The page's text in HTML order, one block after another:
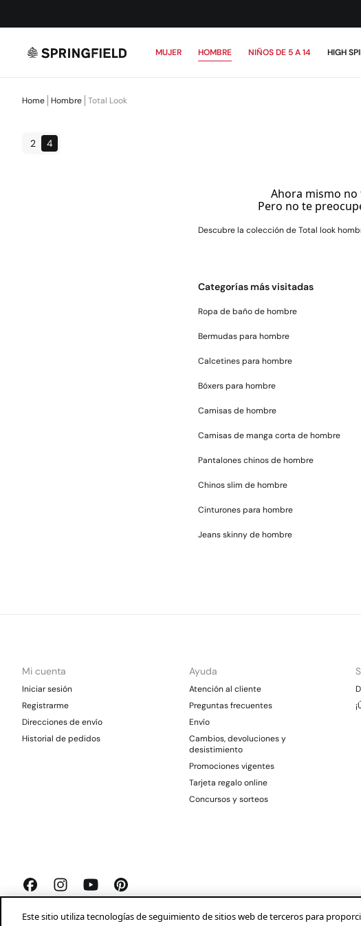
MUJER HOMBRE NIÑOS DE 5 A 14 HIGH
Home Hombre Total Look
2 4
Ahora mismo no
Pero no te
Descubre la colección de Total look
Categorías más visitadas
Ropa de baño de hombre
Bermudas para hombre
Calcetines para hombre
Bóxers para hombre
Camisas de hombre
Camisas de manga corta de hombre
Pantalones chinos de hombre
Chinos slim de hombre
Cinturones para hombre
Jeans skinny de hombre
Mi cuenta
Iniciar sesión
Registrarme
Direcciones de envío
Historial de pedidos
Ayuda
Atención al cliente
Preguntas frecuentes
Envío
Cambios, devoluciones y
desistimiento
Promociones vigentes
Tarjeta regalo online
Concursos y sorteos
Este sitio utiliza tecnologías de seguimiento de sitios web de terceros para